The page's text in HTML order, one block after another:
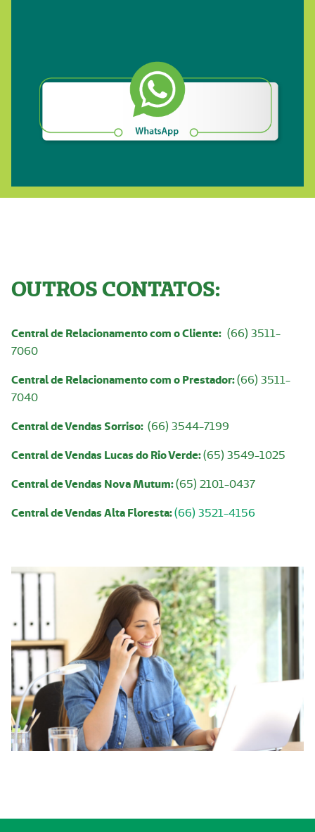
OUTROS CONTATOS:
Central de Relacionamento com o Cliente: (66) 3511-
7060
Central de Relacionamento com o Prestador:(66) 3511-
7040
Central de Vendas Sorriso: (66) 3544-7199
Central de Vendas Lucas do Rio Verde:(65) 3549-1025
Central de Vendas Nova Mutum:(65) 2101-0437
Central de Vendas Alta Floresta:(66) 3521-4156